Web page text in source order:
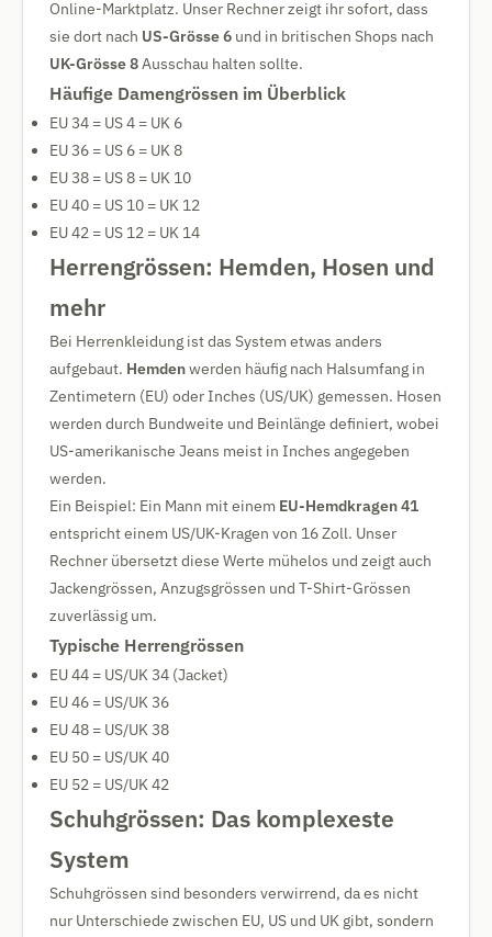
Online-Marktplatz. Unser Rechner zeigt ihr sofort, dass
sie dort nach US-Grösse 6 und in britischen Shops nach
UK-Grösse 8Ausschau halten sollte.
Häufige Damengrössen im Überblick
EU 34 = US 4 = UK 6
EU 36 = US 6 = UK 8
EU 38 = US 8 = UK 10
EU 40 = US 10 = UK 12
EU 42 = US 12 = UK 14
Herrengrössen: Hemden, Hosen und
mehr
Bei Herrenkleidung ist das System etwas anders
aufgebaut. Hemdenwerden häufig nach Halsumfang in
Zentimetern (EU) oder Inches (US/UK) gemessen. Hosen
werden durch Bundweite und Beinlänge definiert, wobei
US-amerikanische Jeans meist in Inches angegeben
werden.
Ein Beispiel: Ein Mann mit einem EU-Hemdkragen 41
entspricht einem US/UK-Kragen von 16 Zoll. Unser
Rechner übersetzt diese Werte mühelos und zeigt auch
Jackengrössen, Anzugsgrössen und T-Shirt-Grössen
zuverlässig um.
Typische Herrengrössen
EU 44 = US/UK 34 (Jacket)
EU 46 = US/UK 36
EU 48 = US/UK 38
EU 50 = US/UK 40
EU 52 = US/UK 42
Schuhgrössen: Das komplexeste
System
Schuhgrössen sind besonders verwirrend, da es nicht
nur Unterschiede zwischen EU, US und UK gibt, sondern